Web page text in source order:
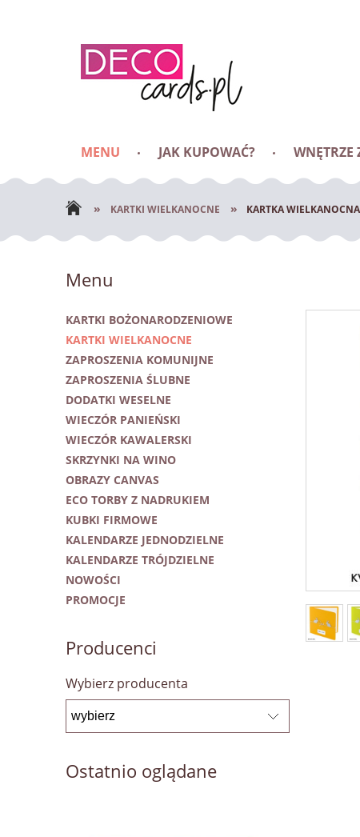
MENU JAK KUPOWAĆ? WNĘTRZE
BLOG
» KARTKI WIELKANOCNE » KARTKA
Menu
KARTKI BOŻONARODZENIOWE
KARTKI WIELKANOCNE
ZAPROSZENIA KOMUNIJNE
ZAPROSZENIA ŚLUBNE
DODATKI WESELNE
WIECZÓR PANIEŃSKI
WIECZÓR KAWALERSKI
SKRZYNKI NA WINO
OBRAZY CANVAS
ECO TORBY Z NADRUKIEM
KUBKI FIRMOWE
KALENDARZE JEDNODZIELNE
KALENDARZE TRÓJDZIELNE
NOWOŚCI
PROMOCJE
Producenci
Wybierz producenta
Ostatnio oglądane